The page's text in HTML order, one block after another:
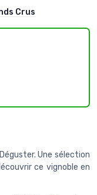
Crus
Une sélection
ce vignoble en